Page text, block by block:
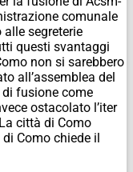
comunale
segreterie
questi svantaggi
non si sarebbero
all’assemblea del
fusione come
ostacolato l’iter
città di Como
Como chiede il